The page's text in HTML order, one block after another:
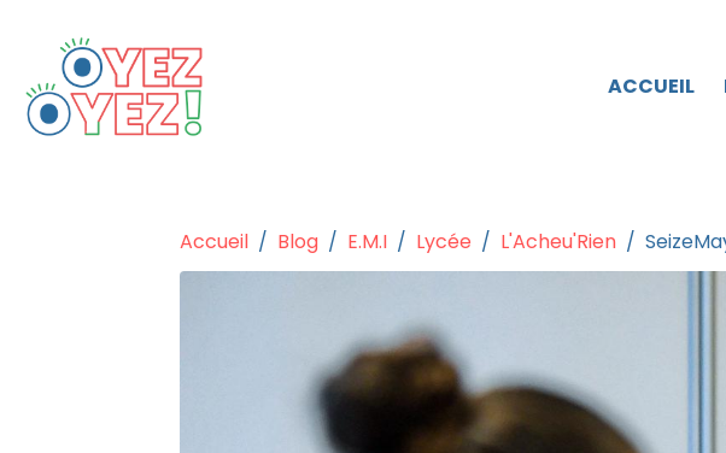
ACCUEIL
Accueil Blog E.M.I Lycée L'Acheu'Rien